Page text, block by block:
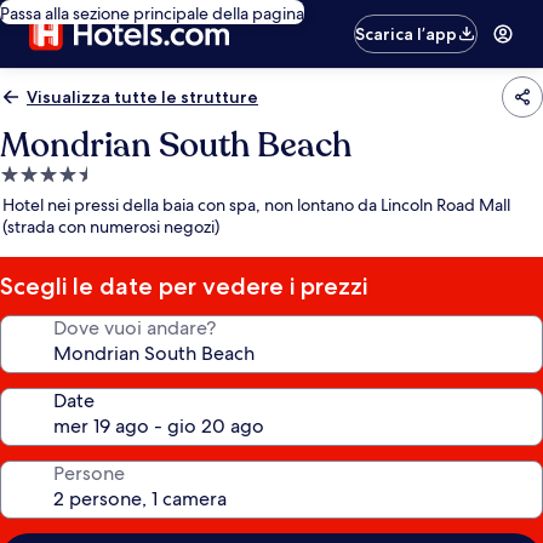
Passa alla sezione principale della pagina
Scarica l’app
Visualizza tutte le strutture
Mondrian South Beach
Struttura
a
4.5
stelle
Hotel nei pressi della baia con spa, non lontano da Lincoln Road Mall
(strada con numerosi negozi)
Scegli le date per vedere i prezzi
Dove vuoi andare?
Date
Persone